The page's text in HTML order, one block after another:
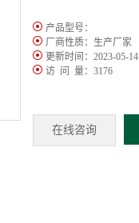
产品型号：
厂商性质： 生产厂家
更新时间： 2023-05-14
访 问 量： 3176
在线咨询